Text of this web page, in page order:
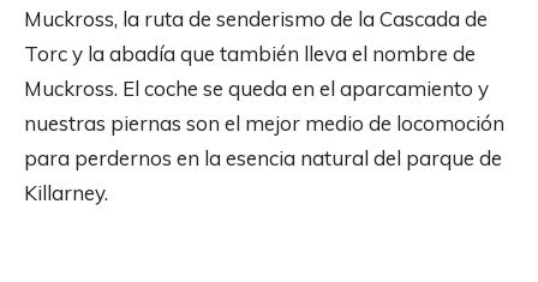
Muckross, la ruta de senderismo de la Cascada de
Torc y la abadía que también lleva el nombre de
Muckross. El coche se queda en el aparcamiento y
nuestras piernas son el mejor medio de locomoción
para perdernos en la esencia natural del parque de
Killarney.